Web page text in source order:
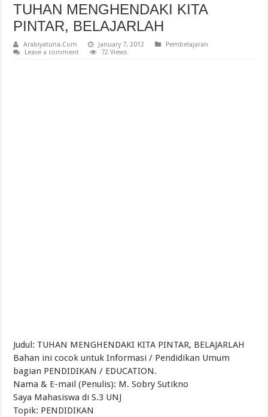
TUHAN MENGHENDAKI KITA
PINTAR, BELAJARLAH
Arabiyatuna.Com January 7, 2012
Pembelajaran
Leave a comment
72 Views
Judul: TUHAN MENGHENDAKI KITA PINTAR, BELAJARLAH
Bahan ini cocok untuk Informasi / Pendidikan Umum
bagian PENDIDIKAN / EDUCATION.
Nama & E-mail (Penulis): M. Sobry Sutikno
Saya Mahasiswa di S.3 UNJ
Topik: PENDIDIKAN